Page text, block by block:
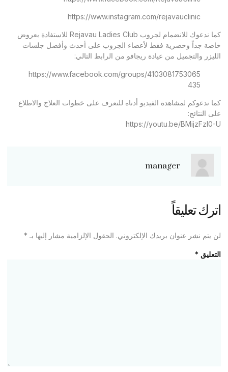
https://www.instagram.com/rejavauclinic
كما ندعوك للانضمام لجروب Rejavau Ladies Club للاستفادة بعروض
خاصة جداً وحصرية فقط لأعضاء الجروب على أحدث وأفضل جلسات
الليزر والتجميل من عيادة ريجافو من الرابط التالي:
https://www.facebook.com/groups/4103081753065
435
كما ندعوكم لمشاهدة الفيديو أدناه للتعرف على خطوات العلاج والاطلاع
على النتائج:
https://youtu.be/BMijzFzl0-U
manager
اترك تعليقاً
لن يتم نشر عنوان بريدك الإلكتروني. الحقول الإلزامية مشار إليها بـ *
التعليق *